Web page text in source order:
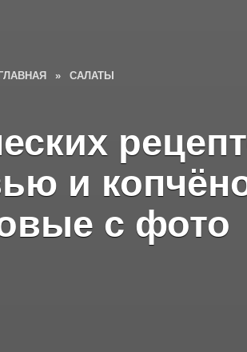
ГЛАВНАЯ » САЛАТЫ
и
с фото